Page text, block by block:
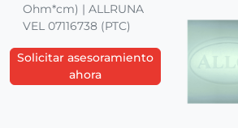
Ohm*cm) | ALLRUNA
VEL 07116738 (PTC)
Solicitar asesoramiento
ahora